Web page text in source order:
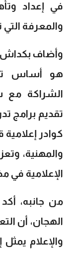
في إعداد
والمعرفة التي
وأضاف بكداش:
هو أساس
تقديم برامج
كوادر إعلامية
والمهنية،
الإعلامية في
الهجان، أن
والإعلام